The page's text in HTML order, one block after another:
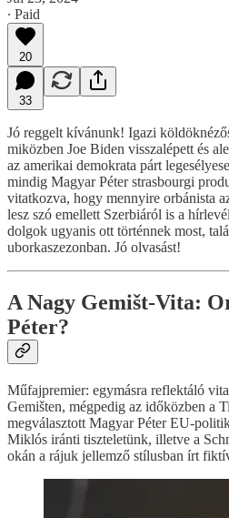
∙ Paid
20
33
Jó reggelt kívánunk! Igazi
miközben Joe Biden visszalépett és
az amerikai demokrata párt
mindig Magyar Péter strasbourgi
vitatkozva, hogy mennyire orbánista
lesz szó emellett Szerbiáról is a
dolgok ugyanis ott történnek most,
uborkaszezonban. Jó olvasást!
A Nagy Gemišt-Vita:
Péter?
Műfajpremier: egymásra reflektáló
Gemišten, mégpedig az időközben a
megválasztott Magyar Péter EU-
Miklós iránti tiszteletünk, illetve a
okán a rájuk jellemző stílusban írt